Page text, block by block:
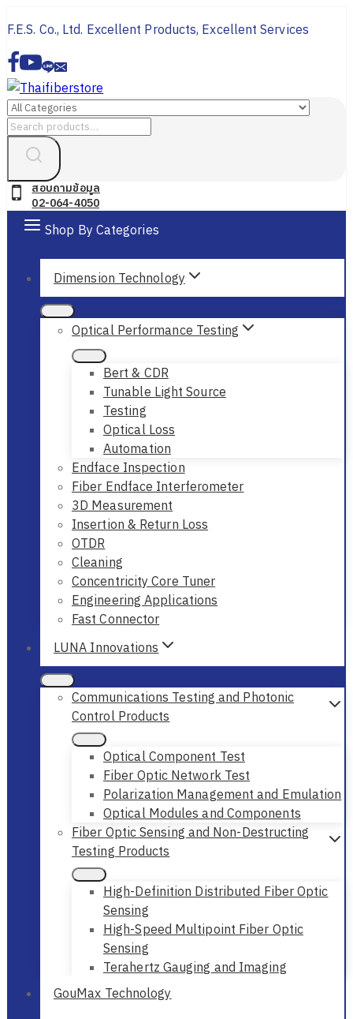
to
content
F.E.S. Co., Ltd. Excellent Products, Excellent Services
Search
สอบถามข้อมูล
02-064-4050
Shop By Categories
Dimension Technology
Optical Performance Testing
Bert & CDR
Tunable Light Source
Testing
Optical Loss
Automation
Endface Inspection
Fiber Endface Interferometer
3D Measurement
Insertion & Return Loss
OTDR
Cleaning
Concentricity Core Tuner
Engineering Applications
Fast Connector
LUNA Innovations
Communications Testing and Photonic
Control Products
Optical Component Test
Fiber Optic Network Test
Polarization Management and Emulation
Optical Modules and Components
Fiber Optic Sensing and Non-Destructing
Testing Products
High-Definition Distributed Fiber Optic
Sensing
High-Speed Multipoint Fiber Optic
Sensing
Terahertz Gauging and Imaging
GouMax Technology